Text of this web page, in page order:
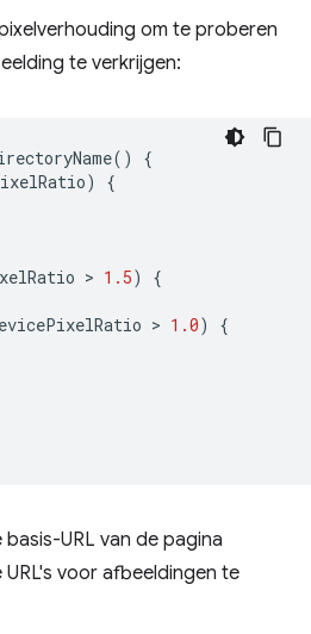
om te proberen
te verkrijgen:
()
{
)
{
> 1.5)
{
> 1.0)
{
URL van de pagina
voor afbeeldingen te